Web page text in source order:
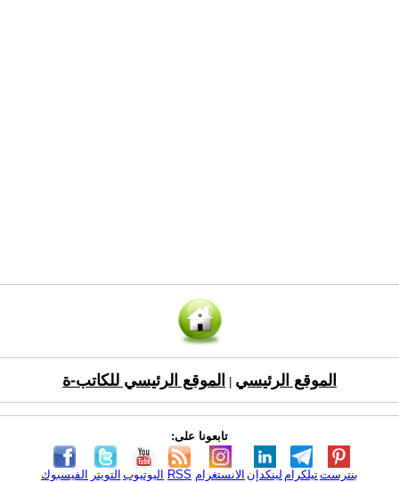
الموقع الرئيسي الموقع الرئيسي للكاتب-ة
تابعونا على:
الفيسبوك التويتر اليوتيوب RSS الانستغرام لينكدإن تيلكرامبنترست